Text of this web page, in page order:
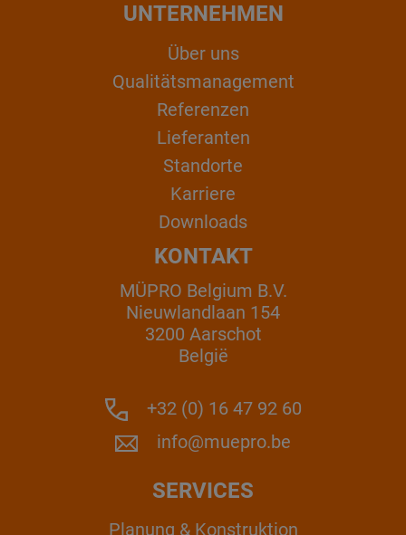
UNTERNEHMEN
Über uns
Qualitätsmanagement
Referenzen
Lieferanten
Standorte
Karriere
Downloads
KONTAKT
MÜPRO Belgium B.V.
Nieuwlandlaan 154
3200 Aarschot
België
+32 (0) 16 47 92 60
info@muepro.be
SERVICES
Planung & Konstruktion